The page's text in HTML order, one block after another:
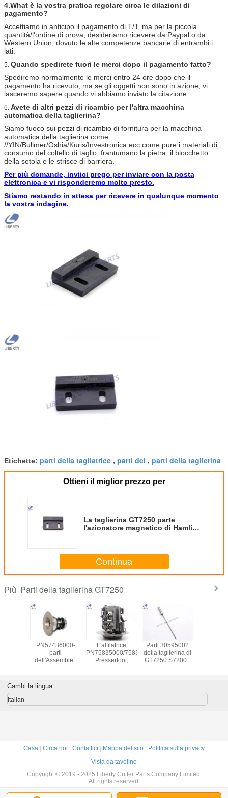
4.What è la vostra pratica regolare circa le dilazioni di
pagamento?
Accettiamo in anticipo il pagamento di T/T, ma per la piccola
quantità/l'ordine di prova, desideriamo ricevere da Paypal o da
Western Union, dovuto le alte competenze bancarie di entrambi i
lati.
5. Quando spedirete fuori le merci dopo il pagamento fatto?
Spediremo normalmente le merci entro 24 ore dopo che il
pagamento ha ricevuto, ma se gli oggetti non sono in azione, vi
lasceremo sapere quando vi abbiamo inviato la citazione.
6. Avete di altri pezzi di ricambio per l'altra macchina
automatica della taglierina?
Siamo fuoco sui pezzi di ricambio di fornitura per la macchina
automatica della taglierina come
//YIN/Bullmer/Oshia/Kuris/Investronica ecc come pure i materiali di
consumo del coltello di taglio, frantumano la pietra, il blocchetto
della setola e le strisce di barriera.
Per più domande, inviici prego per inviare con la posta
elettronica e vi risponderemo molto presto.
Stiamo restando in attesa per ricevere in qualunque momento
la vostra indagine.
Etichette: parti della tagliatrice , parti del , parti della taglierina
Ottieni il miglior prezzo per
La taglierina GT7250 parte
l'azionatore magnetico di Hamlin
Continua
Più Parti della taglierina GT7250
PN57436000-
parti
dell'Assemblea
GT7250 S7200
L'affilatrice
PN75835000/75832000
Presserfoot,
Parti 30595002
della taglierina di
GT7250 S7200 -
91/S-93-7
Cambi la lingua
Italian
Casa Circa noi Contattici Mappa del sito
Politica sulla privacy
Vista da tavolino
Copyright © 2019 - 2025 Liberty Cutter Parts Company Limited.
All rights reserved.